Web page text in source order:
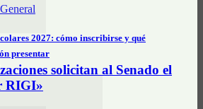
2027: cómo inscribirse y qué
presentar
solicitan al Senado el
RIGI»